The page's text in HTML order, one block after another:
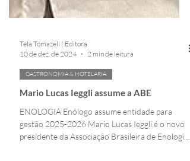
Tela Tomazeli | Editora
10 de dez. de 2024
2 min de leitura